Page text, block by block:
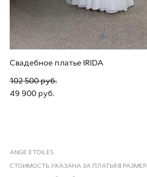
Свадебное платье IRIDA
102 500 pуб.
49 900 pуб.
ANGE ETOILES
СТОИМОСТЬ УКАЗАНА ЗА ПЛАТЬЯ В